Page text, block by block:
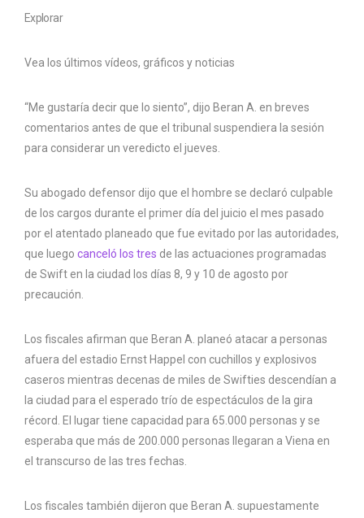
Explorar
Vea los últimos vídeos, gráficos y noticias
“Me gustaría decir que lo siento”, dijo Beran A. en breves
comentarios antes de que el tribunal suspendiera la sesión
para considerar un veredicto el jueves.
Su abogado defensor dijo que el hombre se declaró culpable
de los cargos durante el primer día del juicio el mes pasado
por el atentado planeado que fue evitado por las autoridades,
que luego canceló los tres de las actuaciones programadas
de Swift en la ciudad los días 8, 9 y 10 de agosto por
precaución.
Los fiscales afirman que Beran A. planeó atacar a personas
afuera del estadio Ernst Happel con cuchillos y explosivos
caseros mientras decenas de miles de Swifties descendían a
la ciudad para el esperado trío de espectáculos de la gira
récord. El lugar tiene capacidad para 65.000 personas y se
esperaba que más de 200.000 personas llegaran a Viena en
el transcurso de las tres fechas.
Los fiscales también dijeron que Beran A. supuestamente